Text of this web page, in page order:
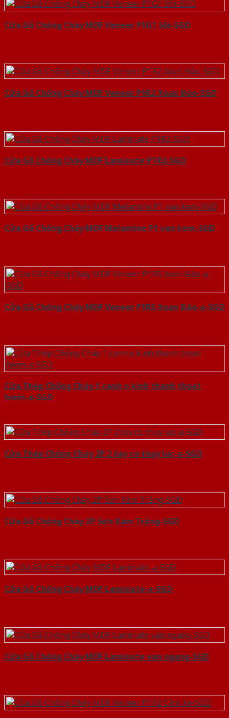
Cửa Gỗ Chống Cháy MDF Veneer P1G1 Sồi-SGD
Cửa Gỗ Chống Cháy MDF Veneer P1R2 Xoan Đào-SGD
Cửa Gỗ Chống Cháy MDF Laminate P1R2-SGD
Cửa Gỗ Chống Cháy MDF Melamine P1 van kem-SGD
Cửa Gỗ Chống Cháy MDF Veneer P1R5 Xoan Đào-a-SGD
Cửa Thép Chống Cháy 1 canh o kinh thanh thoat
hiem-a-SGD
Cửa Thép Chống Cháy 2P 2 tay co thuy luc-a-SGD
Cửa Gỗ Chống Cháy 2P Sơn Xám Trắng-SGD
Cửa Gỗ Chống Cháy MDF Laminate-a-SGD
Cửa Gỗ Chống Cháy MDF Laminate van ngang-SGD